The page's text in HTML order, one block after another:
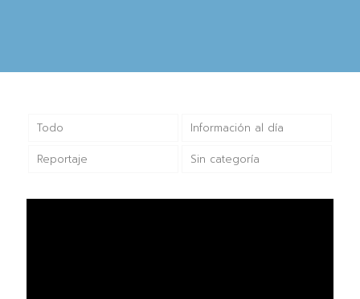
Todo Información al día
Reportaje Sin categoría